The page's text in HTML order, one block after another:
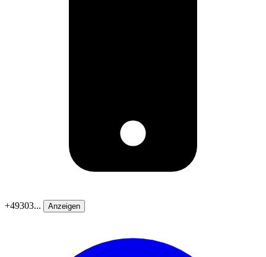
+49303... Anzeigen